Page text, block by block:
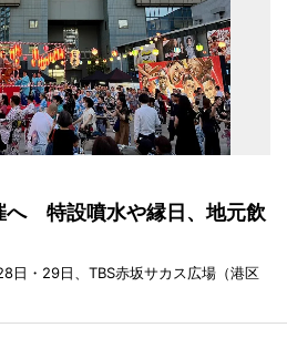
へ 特設噴水や縁日、地元飲
日・29日、TBS赤坂サカス広場（港区